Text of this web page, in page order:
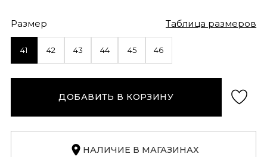
Размер Таблица размеров
41 42 43 44 45 46
ДОБАВИТЬ В КОРЗИНУ
НАЛИЧИЕ В МАГАЗИНАХ